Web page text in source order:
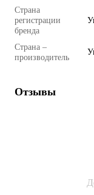
Страна
регистрации
бренда
Страна –
производитель
Отзывы